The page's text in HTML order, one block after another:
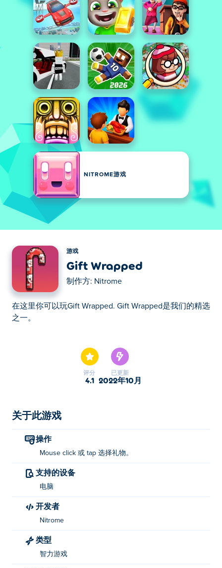
NITROME游戏
游戏
Gift Wrapped
制作方: Nitrome
在这里你可以玩Gift Wrapped. Gift Wrapped是我们的精选
之一。
评分
4.1
已更新
2022年10月
关于此游戏
操作
Mouse click 或 tap 选择礼物。
支持的设备
电脑
开发者
Nitrome
类型
智力游戏